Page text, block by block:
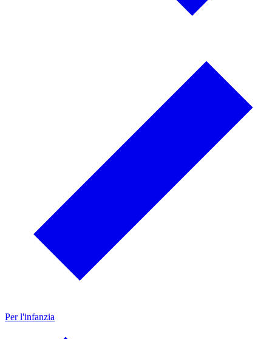
Per l'infanzia